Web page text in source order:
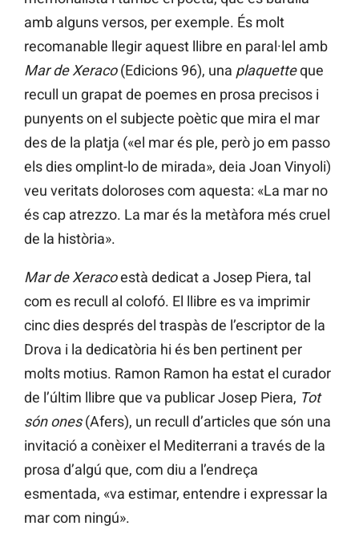
amb alguns versos, per exemple. És molt
recomanable llegir aquest llibre en paral·lel amb
Mar de Xeraco(Edicions 96), una plaquetteque
recull un grapat de poemes en prosa precisos i
punyents on el subjecte poètic que mira el mar
des de la platja («el mar és ple, però jo em passo
els dies omplint-lo de mirada», deia Joan Vinyoli)
veu veritats doloroses com aquesta: «La mar no
és cap atrezzo. La mar és la metàfora més cruel
de la història».
Mar de Xeracoestà dedicat a Josep Piera, tal
com es recull al colofó. El llibre es va imprimir
cinc dies després del traspàs de l’escriptor de la
Drova i la dedicatòria hi és ben pertinent per
molts motius. Ramon Ramon ha estat el curador
de l’últim llibre que va publicar Josep Piera, Tot
són ones(Afers), un recull d’articles que són una
invitació a conèixer el Mediterrani a través de la
prosa d’algú que, com diu a l’endreça
esmentada, «va estimar, entendre i expressar la
mar com ningú».